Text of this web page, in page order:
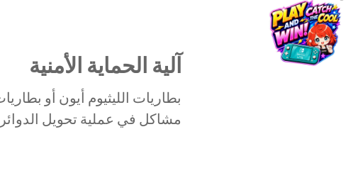
آلية الحماية الأمنية
بطاريات الليثيوم أيون أو
مشاكل في عملية تحويل